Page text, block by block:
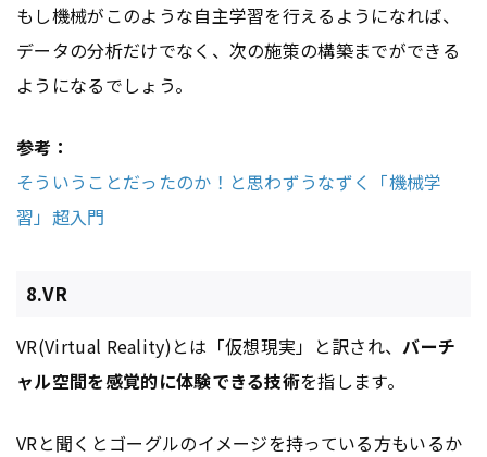
もし機械がこのような自主学習を行えるようになれば、
データの分析だけでなく、次の施策の構築までができる
ようになるでしょう。
参考：
そういうことだったのか！と思わずうなずく「機械学
習」超入門
8.VR
VR(Virtual Reality)とは「仮想現実」と訳され、バーチ
ャル空間を感覚的に体験できる技術を指します。
VRと聞くとゴーグルのイメージを持っている方もいるか